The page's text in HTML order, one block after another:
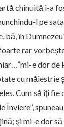
chinuită i-a
l pe
bă, în
rar
e dor de
cu măiestrie
Cum să îţi
Înviere”,
şi mi-e dor să